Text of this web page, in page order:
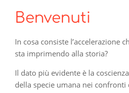
Benvenuti
In cosa consiste l’accelerazione
sta imprimendo alla storia?
Il dato più evidente è la
della specie umana nei